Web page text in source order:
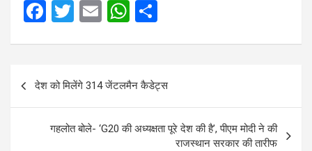
F
b
o
o
T
er
E
W
s
A
p
e
Post
देश को मिलेंगे 314 जेंटलमैन कैडेट्स
गहलोत बोले- ‘G20 की अध्यक्षता पूरे देश की है’, पीएम मोदी ने की
राजस्थान सरकार की तारीफ